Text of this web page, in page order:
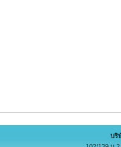
บริ